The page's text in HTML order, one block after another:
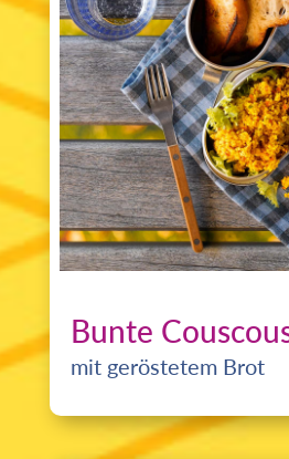
Bunte
mit geröstetem Brot